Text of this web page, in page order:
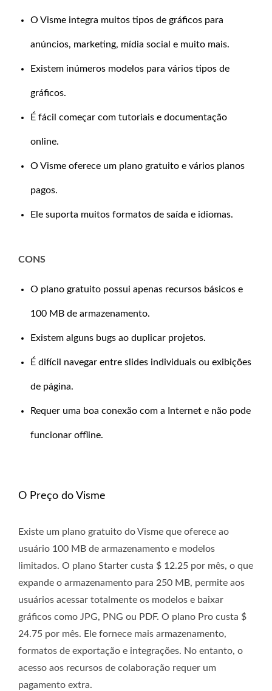
O Visme integra muitos tipos de gráficos para
anúncios, marketing, mídia social e muito mais.
Existem inúmeros modelos para vários tipos de
gráficos.
É fácil começar com tutoriais e documentação
online.
O Visme oferece um plano gratuito e vários planos
pagos.
Ele suporta muitos formatos de saída e idiomas.
CONS
O plano gratuito possui apenas recursos básicos e
100 MB de armazenamento.
Existem alguns bugs ao duplicar projetos.
É difícil navegar entre slides individuais ou exibições
de página.
Requer uma boa conexão com a Internet e não pode
funcionar offline.
O Preço do Visme
Existe um plano gratuito do Visme que oferece ao
usuário 100 MB de armazenamento e modelos
limitados. O plano Starter custa $ 12.25 por mês, o que
expande o armazenamento para 250 MB, permite aos
usuários acessar totalmente os modelos e baixar
gráficos como JPG, PNG ou PDF. O plano Pro custa $
24.75 por mês. Ele fornece mais armazenamento,
formatos de exportação e integrações. No entanto, o
acesso aos recursos de colaboração requer um
pagamento extra.